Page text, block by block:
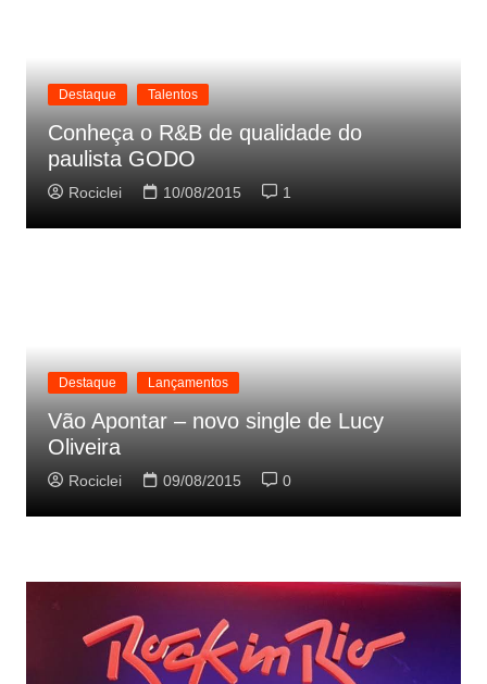
Destaque Talentos
Conheça o R&B de qualidade do
paulista GODO
Rociclei 10/08/2015 1
Destaque Lançamentos
Vão Apontar – novo single de Lucy
Oliveira
Rociclei 09/08/2015 0